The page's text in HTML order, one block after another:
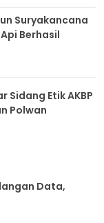
Suryakancana
Berhasil
Sidang Etik AKBP
Polwan
Data,